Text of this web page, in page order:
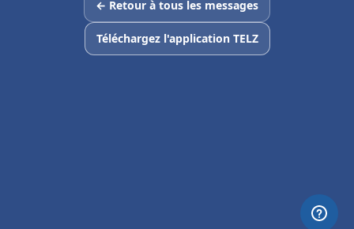
← Retour à tous les messages
Téléchargez l'application TELZ